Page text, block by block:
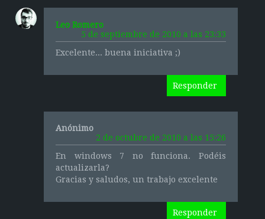
Leo Romero
5 de septiembre de 2010 a las 23:33
Excelente... buena iniciativa ;)
Responder
Anónimo
2 de octubre de 2010 a las 15:26
En windows 7 no funciona. Podéis
actualizarla?
Gracias y saludos, un trabajo excelente
Responder